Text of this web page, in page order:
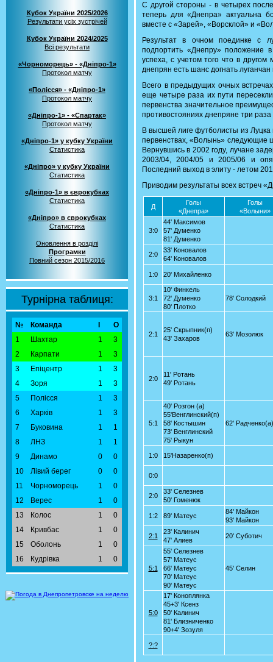
Кубок України 2025/2026
Результати усіх зустрічей
Кубок України 2024/2025
Всі результати
«Чорноморець» - «Дніпро-1»
Протокол матчу
«Полісся» - «Дніпро-1»
Протокол матчу
«Дніпро-1» - «Спартак»
Протокол матчу
«Дніпро-1» у кубку України
Статистика
«Дніпро» у кубку України
Статистика
«Дніпро-1» в єврокубках
Статистика
«Дніпро» в єврокубках
Статистика
Оновлення в розділі
Програмки
Повний сезон 2015/2016
Турнірна таблиця:
№ Команда
О
1
Шахтар 1
3
2
Карпати 1
3
3
Епіцентр 1
3
4
Зоря 1
3
5
Полісся 1
3
6
Харків 1
3
7
Буковина 1
1
8
ЛНЗ 1
1
9
Динамо 0
0
10
Лівий берег 0
0
11
Чорноморець 1
0
12
Верес 1
0
13
Колос 1
0
14
Кривбас 1
0
15
Оболонь 1
0
16
Кудрівка 1 0
С другой стороны - в четырех
теперь для «Днепра» актуальна
вместе с «Зарей», «Ворсклой» и
Результат в очном поединке с
подпортить «Днепру» положение
успеха, с учетом того что в
днепрян есть шанс догнать
Всего в предыдущих очных
еще четыре раза их пути
первенства значительное
противостояниях днепряне три
В высшей лиге футболисты из
первенствах, «Волынь» следующие
Вернувшись в 2002 году, лучане
2003/04, 2004/05 и 2005/06 и
Последний выход в элиту - летом
Приводим результаты всех встреч
Д
Голы
«Днепра»
Голы
«Волыни»
3:0
44' Максимов
57' Думенко
81' Думенко
2:0
33' Коновалов
64' Коновалов
1:0 20' Михайленко
3:1
10' Финкель
72' Думенко
80' Плотко
78' Солодкий
2:1
25' Скрыпник(п)
43' Захаров
63' Мозолюк
2:0
11' Ротань
49' Ротань
5:1
40' Розгон (а)
55'Венглинский(п)
58' Костышин
73' Венглинский
75' Рыкун
62' Радченко(а)
1:0 15'Назаренко(п)
0:0
2:0
33' Селезнев
50' Гоменюк
1:2 89' Матеус
84' Майкон
93' Майкон
2:1
23' Калинич
47' Алиев
20' Суботич
5:1
55' Селезнев
57' Матеус
66' Матеус
70' Матеус
90' Матеус
45' Селин
5:0
17' Коноплянка
45+3' Ксенз
50' Калинич
81' Близниченко
90+4' Зозуля
?:?